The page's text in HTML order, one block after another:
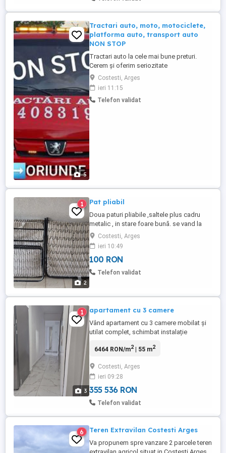
5
Tractari auto, moto, motociclete,
platforma auto, transport auto
NON STOP
Tractari auto la cele mai bune preturi.
Cerem și oferim seriozitate
Costesti, Arges
ieri 11:15
Telefon validat
2
1 Pat pliabil
Doua paturi pliabile ,saltele plus cadru
metalic , in stare foare bună. se vand la
bucata 100 lei bucata.
Costesti, Arges
ieri 10:49
100 RON
Telefon validat
3
1 apartament cu 3 camere
Vând apartament cu 3 camere mobilat și
utilat complet, schimbat instalație
faianță, parchet, etc.
6464 RON/m2| 55 m2
Costesti, Arges
ieri 09:28
355 536 RON
Telefon validat
6 Teren Extravilan Costesti Arges
Va propunem spre vanzare 2 parcele teren